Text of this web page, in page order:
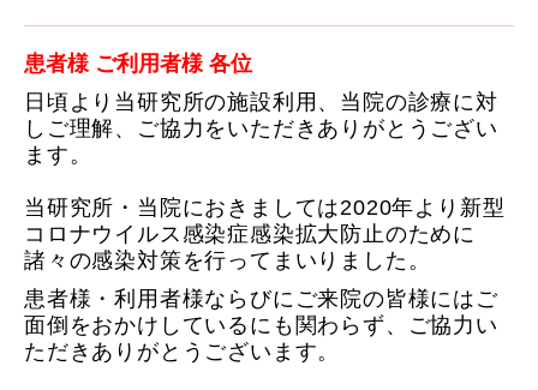
交通案内
採用情報（医療事務受付）
患者様 ご利用者様 各位
日頃より当研究所の施設利用、当院の診療に対
しご理解、ご協力をいただきありがとうござい
ます。
当研究所・当院におきましては2020年より新型
コロナウイルス感染症感染拡大防止のために
諸々の感染対策を行ってまいりました。
患者様・利用者様ならびにご来院の皆様にはご
面倒をおかけしているにも関わらず、ご協力い
ただきありがとうございます。